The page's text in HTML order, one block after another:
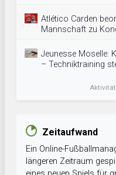
Atlético Carden
Mannschaft zu
Jeunesse Moselle:
– Techniktraining
Zeitaufwand
Ein Online-
längeren Zeitraum